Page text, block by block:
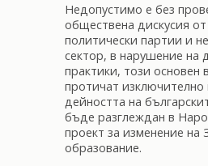
Недопустимо е без
обществена дискусия
политически партии и
сектор, в нарушение на
практики, този основен
протичат
дейността на
бъде разглеждан в
проект за изменение на
образование.